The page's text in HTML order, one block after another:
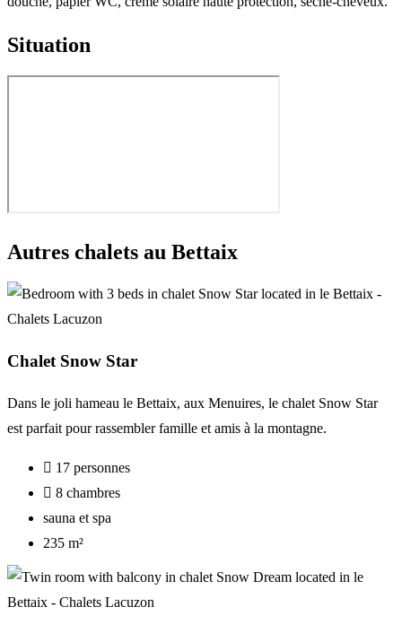
Situation
Autres chalets au Bettaix
Chalet Snow Star
Dans le joli hameau le Bettaix, aux Menuires, le chalet Snow Star
est parfait pour rassembler famille et amis à la montagne.
17 personnes
8 chambres
sauna et spa
235 m²